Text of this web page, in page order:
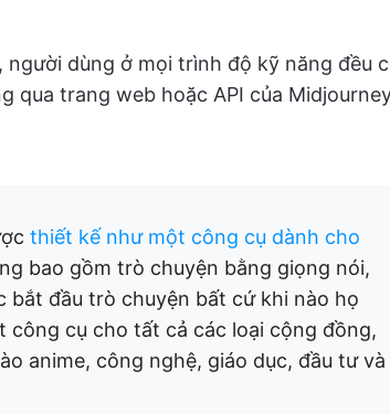
dùng ở mọi trình độ kỹ năng đều
qua trang web hoặc API của
thiết kế như một công cụ dành cho
bao gồm trò chuyện bằng giọng nói,
bắt đầu trò chuyện bất cứ khi nào họ
cụ cho tất cả các loại cộng đồng,
anime, công nghệ, giáo dục, đầu tư và